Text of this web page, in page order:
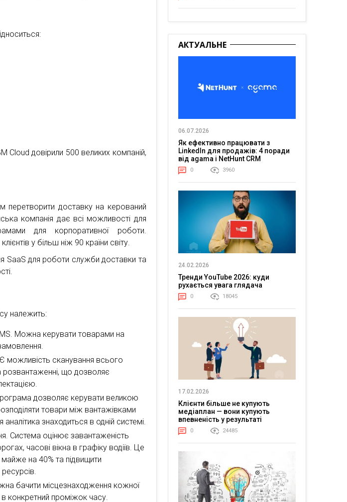
Cloud довірили 500 великих компаній,
перетворити доставку на керований
компанія дає всі можливості для
для корпоративної роботи.
у більш ніж 90 країни світу.
SaaS для роботи служби доставки та
належить:
Можна керувати товарами на
можливість сканування всього
розвантаженні, що дозволяє
дозволяє керувати великою
товари між вантажівками
знаходиться в одній системі.
Система оцінює завантаженість
часові вікна в графіку водіїв. Це
на 40% та підвищити
бачити місцезнаходження кожної
конкретний проміжок часу.
АКТУАЛЬНЕ
06.07.2026
Як ефективно працювати з
LinkedIn для продажів: 4 поради
від agama і NetHunt CRM
0 3960
24.02.2026
Тренди YouTube 2026: куди
рухається увага глядача
0 18045
17.02.2026
Клієнти більше не купують
медіаплан — вони купують
впевненість у результаті
0 24485